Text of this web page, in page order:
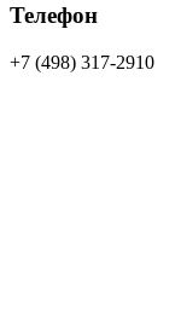
Телефон
+7 (498) 317-2910